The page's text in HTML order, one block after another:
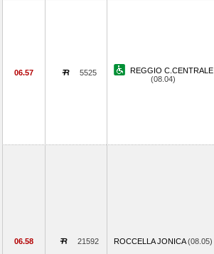
06.57 5525
REGGIO C.CENTRALE
(08.04)
06.58 21592 ROCCELLA JONICA(08.05)